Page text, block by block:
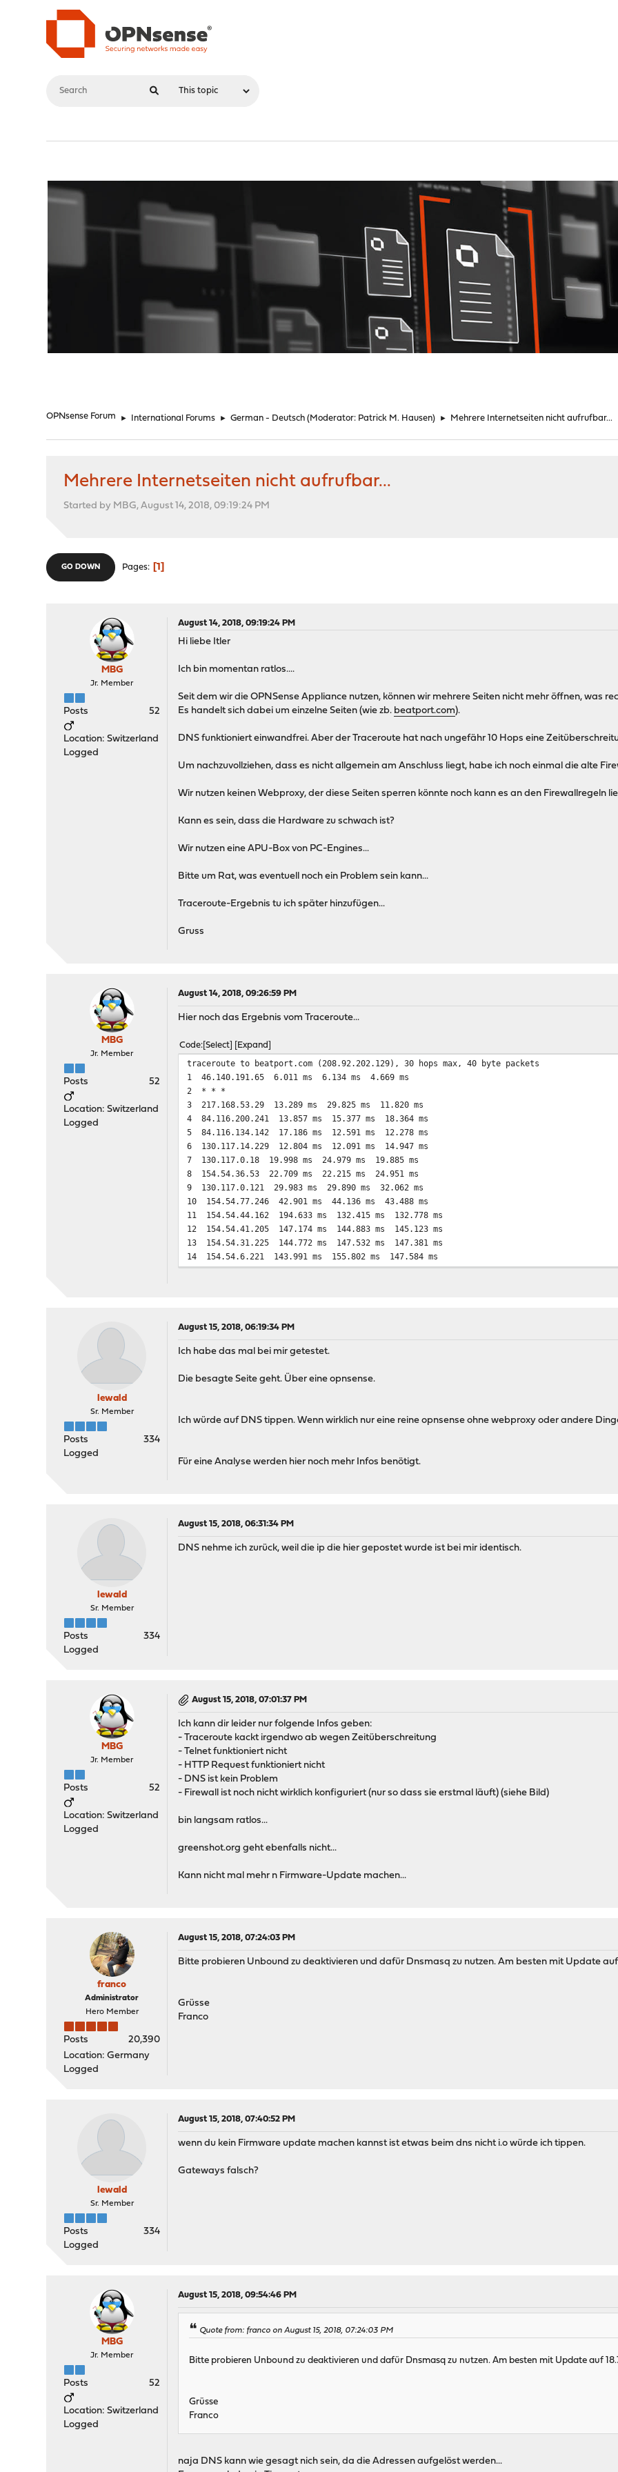
OPNsense Forum ► International Forums ► German - Deutsch (Moderator: Patrick M. Hausen) ► Mehrere Internetseiten nicht aufrufbar...
Mehrere Internetseiten nicht aufrufbar...
Started by MBG, August 14, 2018, 09:19:24 PM
GO DOWN Pages 1
MBG
Jr. Member
Posts 52
Location: Switzerland
Logged
August 14, 2018, 09:19:24 PM
Hi liebe Itler
Ich bin momentan ratlos....
Seit dem wir die OPNSense Appliance nutzen, können wir mehrere Seiten nicht mehr öffnen, was
Es handelt sich dabei um einzelne Seiten (wie zb. beatport.com).
DNS funktioniert einwandfrei. Aber der Traceroute hat nach ungefähr 10 Hops eine
Um nachzuvollziehen, dass es nicht allgemein am Anschluss liegt, habe ich noch einmal die alte
Wir nutzen keinen Webproxy, der diese Seiten sperren könnte noch kann es an den Firewallregeln
Kann es sein, dass die Hardware zu schwach ist?
Wir nutzen eine APU-Box von PC-Engines...
Bitte um Rat, was eventuell noch ein Problem sein kann...
Traceroute-Ergebnis tu ich später hinzufügen...
Gruss
MBG
Jr. Member
Posts 52
Location: Switzerland
Logged
August 14, 2018, 09:26:59 PM
Hier noch das Ergebnis vom Traceroute...
Code Select Expand
traceroute to beatport.com (208.92.202.129), 30 hops max, 40 byte packets
1 46.140.191.65 6.011 ms 6.134 ms 4.669 ms
2 * * *
3 217.168.53.29 13.289 ms 29.825 ms 11.820 ms
4 84.116.200.241 13.857 ms 15.377 ms 18.364 ms
5 84.116.134.142 17.186 ms 12.591 ms 12.278 ms
6 130.117.14.229 12.804 ms 12.091 ms 14.947 ms
7 130.117.0.18 19.998 ms 24.979 ms 19.885 ms
8 154.54.36.53 22.709 ms 22.215 ms 24.951 ms
9 130.117.0.121 29.983 ms 29.890 ms 32.062 ms
10 154.54.77.246 42.901 ms 44.136 ms 43.488 ms
11 154.54.44.162 194.633 ms 132.415 ms 132.778 ms
12 154.54.41.205 147.174 ms 144.883 ms 145.123 ms
13 154.54.31.225 144.772 ms 147.532 ms 147.381 ms
14 154.54.6.221 143.991 ms 155.802 ms 147.584 ms
19 216.52.40.92 195.905 ms
216.52.40.92 167.295 ms
21 * * *
24 * * *
27 * * *
lewald
Sr. Member
Posts
334
Logged
August 15, 2018, 06:19:34 PM
Ich habe das mal bei mir getestet.
Die besagte Seite geht. Über eine opnsense.
Ich würde auf DNS tippen. Wenn wirklich nur eine reine opnsense ohne webproxy oder andere
Für eine Analyse werden hier noch mehr Infos benötigt.
lewald
Sr. Member
Posts
334
Logged
August 15, 2018, 06:31:34 PM
DNS nehme ich zurück, weil die ip die hier gepostet wurde ist bei mir identisch.
MBG
Jr. Member
Posts 52
Location: Switzerland
Logged
August 15, 2018, 07:01:37 PM
Ich kann dir leider nur folgende Infos geben:
- Traceroute kackt irgendwo ab wegen Zeitüberschreitung
- Telnet funktioniert nicht
- HTTP Request funktioniert nicht
- DNS ist kein Problem
- Firewall ist noch nicht wirklich konfiguriert (nur so dass sie erstmal läuft) (siehe Bild)
bin langsam ratlos...
greenshot.org geht ebenfalls nicht...
Kann nicht mal mehr n Firmware-Update machen...
franco
Administrator
Hero Member
Posts
20,390
Location: Germany
Logged
August 15, 2018, 07:24:03 PM
Bitte probieren Unbound zu deaktivieren und dafür Dnsmasq zu nutzen. Am besten mit Update auf
Grüsse
Franco
lewald
Sr. Member
Posts
334
Logged
August 15, 2018, 07:40:52 PM
wenn du kein Firmware update machen kannst ist etwas beim dns nicht i.o würde ich tippen.
Gateways falsch?
MBG
Jr. Member
Posts 52
Location: Switzerland
Logged
August 15, 2018, 09:54:46 PM
Quote from: franco on August 15, 2018, 07:24:03 PM
Bitte probieren Unbound zu deaktivieren und dafür Dnsmasq zu nutzen. Am besten mit Update auf
Grüsse
Franco
naja DNS kann wie gesagt nich sein, da die Adressen aufgelöst werden...